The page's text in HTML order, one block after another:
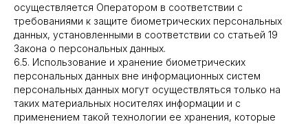
осуществляется Оператором в соответствии с
требованиями к защите биометрических персональных
данных, установленными в соответствии со статьей 19
Закона о персональных данных.
6.5. Использование и хранение биометрических
персональных данных вне информационных систем
персональных данных могут осуществляться только на
таких материальных носителях информации и с
применением такой технологии ее хранения, которые